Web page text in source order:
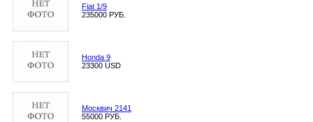
Fiat 1/9
235000 РУБ.
Honda 9
23300 USD
Москвич 2141
55000 РУБ.